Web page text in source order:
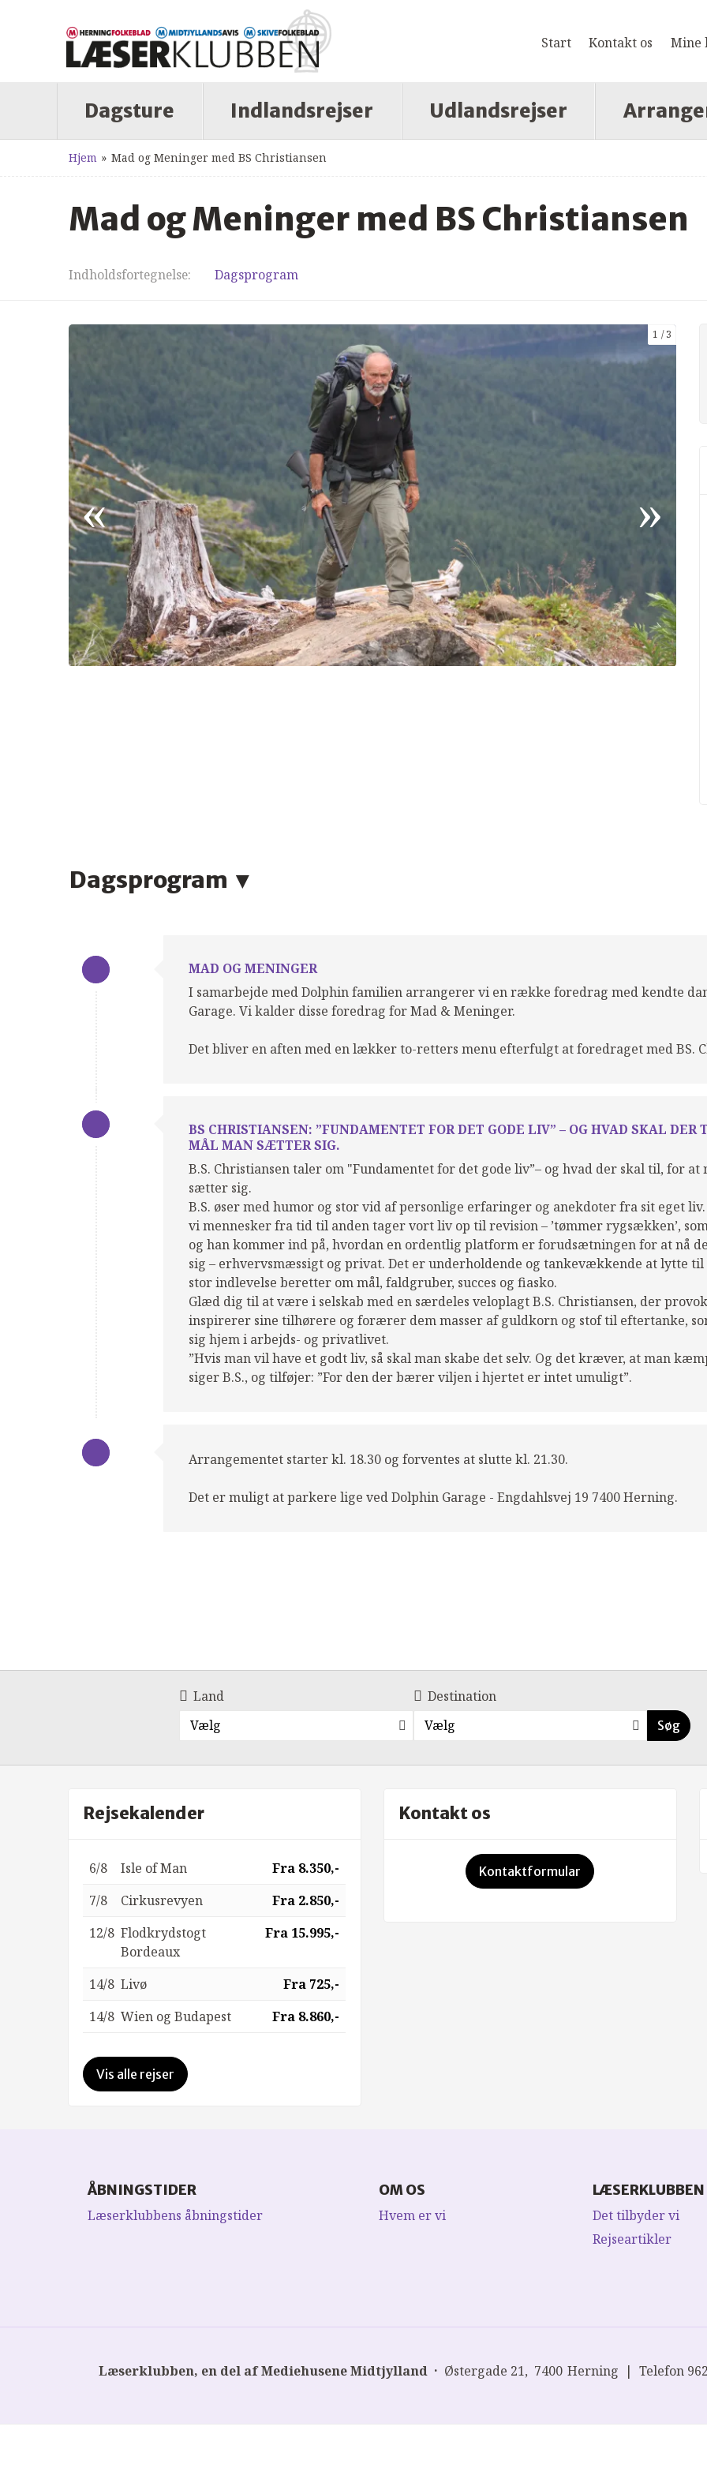
Start Kontakt os Mine
Dagsture Indlandsrejser Udlandsrejser
Hjem » Mad og Meninger med BS Christiansen
Mad og Meninger med BS Christiansen
Indholdsfortegnelse Dagsprogram
1 3
Dagsprogram
MAD OG MENINGER
I samarbejde med Dolphin familien arrangerer vi en række foredrag med kendte
Garage. Vi kalder disse foredrag for Mad & Meninger.
Det bliver en aften med en lækker to-retters menu efterfulgt at foredraget med BS.
BS CHRISTIANSEN: ”FUNDAMENTET FOR DET GODE LIV” – OG HVAD SKAL DER
MÅL MAN SÆTTER SIG.
B.S. Christiansen taler om "Fundamentet for det gode liv”– og hvad der skal til, for at
sætter sig.
B.S. øser med humor og stor vid af personlige erfaringer og anekdoter fra sit eget
vi mennesker fra tid til anden tager vort liv op til revision – ’tømmer rygsækken’,
og han kommer ind på, hvordan en ordentlig platform er forudsætningen for at nå
sig – erhvervsmæssigt og privat. Det er underholdende og tankevækkende at lytte til
stor indlevelse beretter om mål, faldgruber, succes og fiasko.
Glæd dig til at være i selskab med en særdeles veloplagt B.S. Christiansen, der
inspirerer sine tilhørere og forærer dem masser af guldkorn og stof til eftertanke,
sig hjem i arbejds- og privatlivet.
”Hvis man vil have et godt liv, så skal man skabe det selv. Og det kræver, at man
siger B.S., og tilføjer: ”For den der bærer viljen i hjertet er intet umuligt”.
Arrangementet starter kl. 18.30 og forventes at slutte kl. 21.30.
Det er muligt at parkere lige ved Dolphin Garage - Engdahlsvej 19 7400 Herning.
Land
Vælg
Destination
Vælg
Søg
Rejsekalender
6/8 Isle of Man
Fra 8.350,-
7/8
Cirkusrevyen
Fra 2.850,-
12/8 Flodkrydstogt
Bordeaux
Fra 15.995,-
14/8 Livø
Fra 725,-
14/8 Wien og Budapest Fra 8.860,-
Vis alle rejser
Kontakt os
Kontaktformular
ÅBNINGSTIDER
Læserklubbens åbningstider
OM OS
Hvem er vi
LÆSERKLUBBEN
Det tilbyder vi
Rejseartikler
Læserklubben, en del af Mediehusene Midtjylland Østergade 21 7400 Herning Telefon